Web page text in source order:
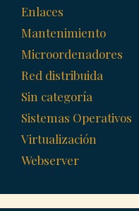
Enlaces
Mantenimiento
Microordenadores
Red distribuida
Sin categoría
Sistemas Operativos
Virtualización
Webserver